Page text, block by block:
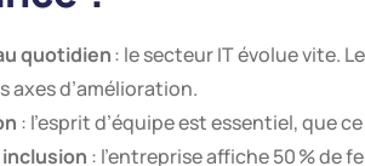
quotidien: le secteur IT évolue vite.
axes d’amélioration.
: l’esprit d’équipe est essentiel, que
: l’entreprise affiche 50 % de